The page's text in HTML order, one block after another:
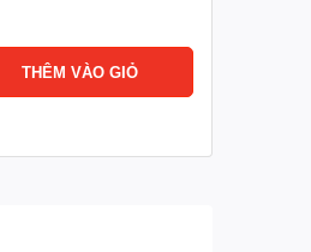
phim thương mại.
THÊM VÀO GIỎ